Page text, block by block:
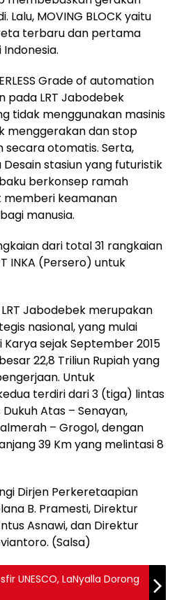
MOVING BLOCK yaitu
terbaru dan pertama
Grade of automation
pada LRT Jabodebek
tidak menggunakan masinis
menggerakan dan stop
otomatis. Serta,
Desain stasiun yang futuristik
berkonsep ramah
memberi keamanan
manusia.
dari total 31 rangkaian
INKA (Persero) untuk
Jabodebek merupakan
nasional, yang mulai
Karya sejak September 2015
22,8 Triliun Rupiah yang
Untuk
terdiri dari 3 (tiga) lintas
Atas – Senayan,
– Grogol, dengan
39 Km yang melintasi 8
Dirjen Perkeretaapian
B. Pramesti, Direktur
Asnawi, dan Direktur
(Salsa)
UNESCO, LaNyalla Dorong